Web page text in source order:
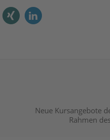
Neue Kursangebote
Rahmen